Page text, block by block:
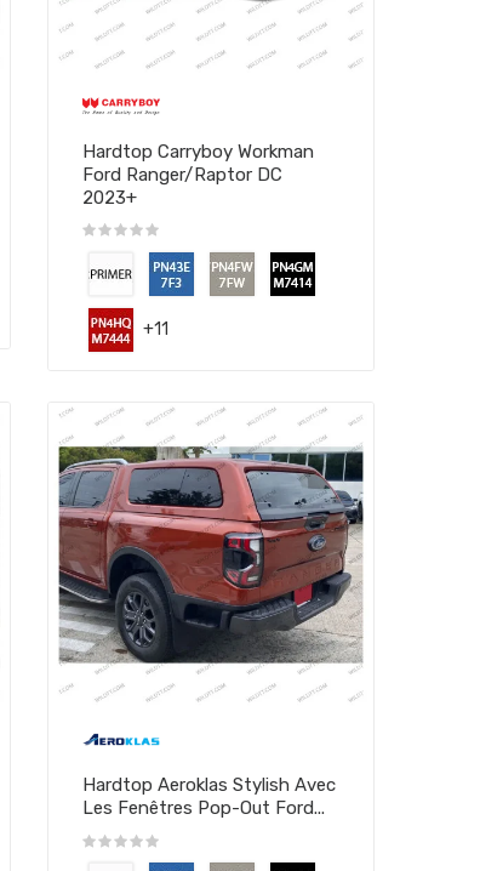
Hardtop Carryboy Workman
Ford Ranger/Raptor DC
2023+
+11
Hardtop Aeroklas Stylish Avec
Les Fenêtres Pop-Out Ford...